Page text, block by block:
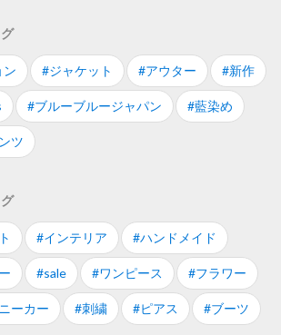
ン #ジャケット #アウター #新作
#ブルーブルージャパン #藍染め
ツ
#インテリア #ハンドメイド
#sale #ワンピース #フラワー
ーカー #刺繍 #ピアス #ブーツ